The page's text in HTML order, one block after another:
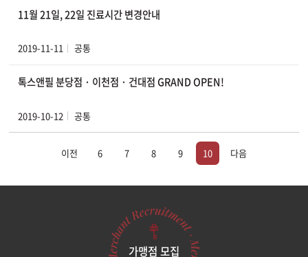
11월 21일, 22일 진료시간 변경안내
2019-11-11 공통
톡스앤필 분당점 · 이천점 · 건대점 GRAND OPEN!
2019-10-12 공통
이전 6 7 8 9 10 다음
가맹점 모집